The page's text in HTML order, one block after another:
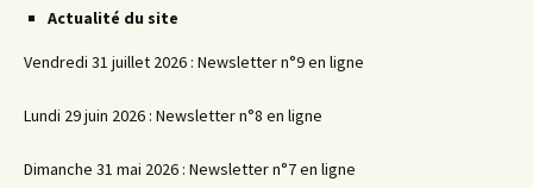
Actualité du site
Vendredi 31 juillet 2026 : Newsletter n°9 en ligne
Lundi 29 juin 2026 : Newsletter n°8 en ligne
Dimanche 31 mai 2026 : Newsletter n°7 en ligne